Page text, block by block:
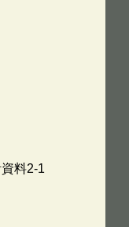
料2-1